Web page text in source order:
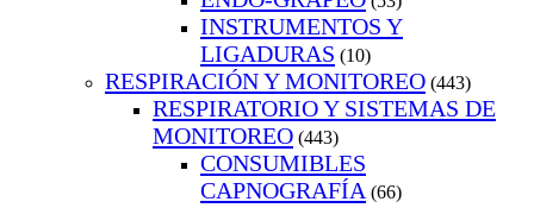
INSTRUMENTOS Y
LIGADURAS (10)
RESPIRACIÓN Y MONITOREO (443)
RESPIRATORIO Y SISTEMAS DE
MONITOREO (443)
CONSUMIBLES
CAPNOGRAFÍA (66)